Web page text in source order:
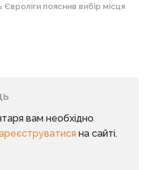
пояснив вибір місця
вам необхідно
на сайті.